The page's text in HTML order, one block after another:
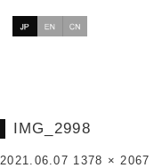
IMG_2998
2021.06.07 1378 × 2067